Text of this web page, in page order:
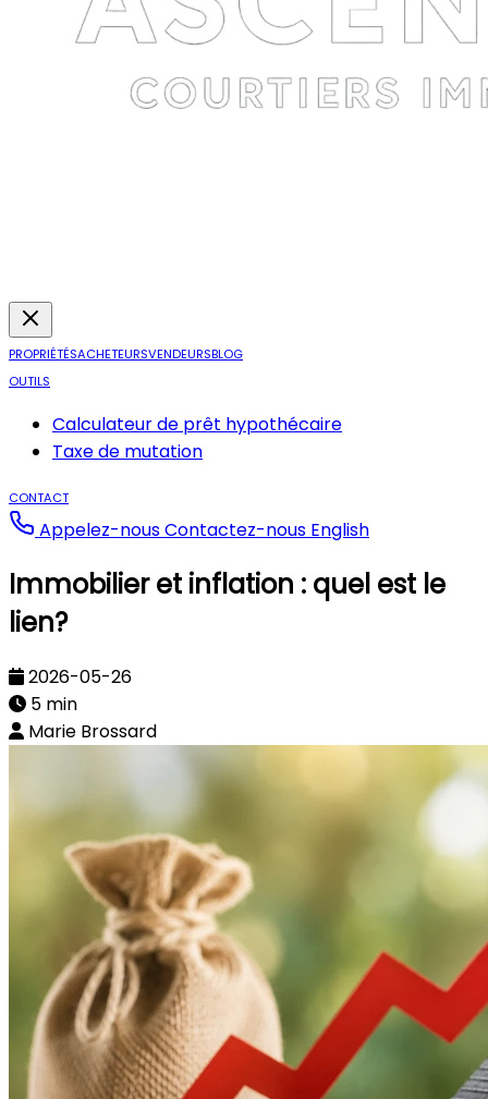
PROPRIÉTÉSACHETEURSVENDEURSBLOG
OUTILS
Calculateur de prêt hypothécaire
Taxe de mutation
CONTACT
Appelez-nousContactez-nous English
Immobilier et inflation : quel est le
lien?
2026-05-26
5 min
Marie Brossard